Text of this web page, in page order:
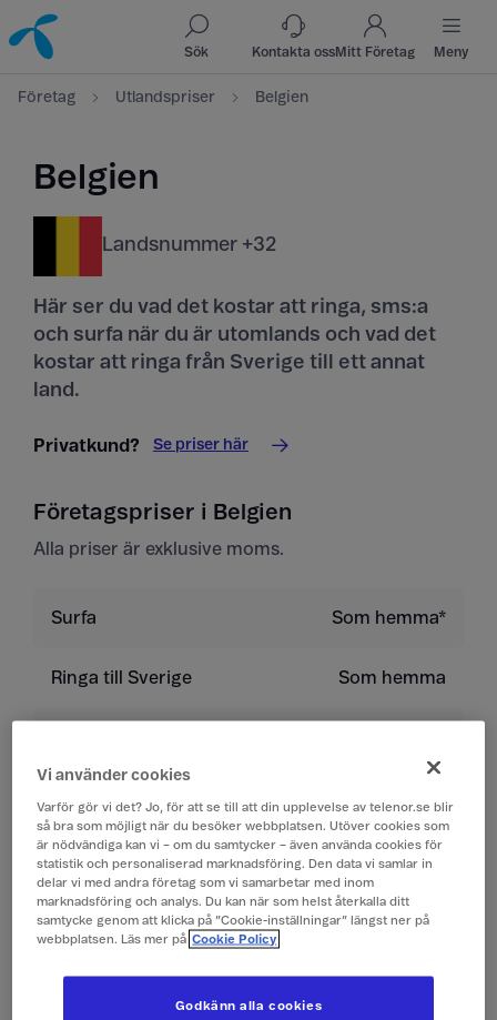
Till innehåll
Till sök
Sök Kontakta ossMitt Företag Meny
Företag Utlandspriser Belgien
Belgien
Landsnummer +32
Här ser du vad det kostar att ringa, sms:a
och surfa när du är utomlands och vad det
kostar att ringa från Sverige till ett annat
land.
Privatkund? Se priser här
Företagspriser i Belgien
Alla priser är exklusive moms.
Surfa Som hemma*
Ringa till Sverige Som hemma
Ringa till land utanför
EU/EES
Ta emot samtal Som hemma
Lyssna på röstbrevlåda
Vi använder cookies
Varför gör vi det? Jo, för att se till att din upplevelse av telenor.se blir
så bra som möjligt när du besöker webbplatsen. Utöver cookies som
är nödvändiga kan vi – om du samtycker – även använda cookies för
statistik och personaliserad marknadsföring. Den data vi samlar in
delar vi med andra företag som vi samarbetar med inom
marknadsföring och analys. Du kan när som helst återkalla ditt
samtycke genom att klicka på ”Cookie-inställningar” längst ner på
webbplatsen. Läs mer på Cookie Policy
Godkänn alla cookies